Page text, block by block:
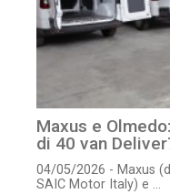
Maxus e
di 40 van
04/05/2026 - Maxus
SAIC Motor Italy) e ...